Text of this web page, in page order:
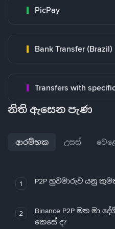
PicPay
Bank Transfer (Brazil)
Transfers with
නිති ඇසෙන පැණ
ආරම්භක උසස්
1 P2P හුවමාරුව යනු
2
Binance P2P මත මා
කෙසේ ද?